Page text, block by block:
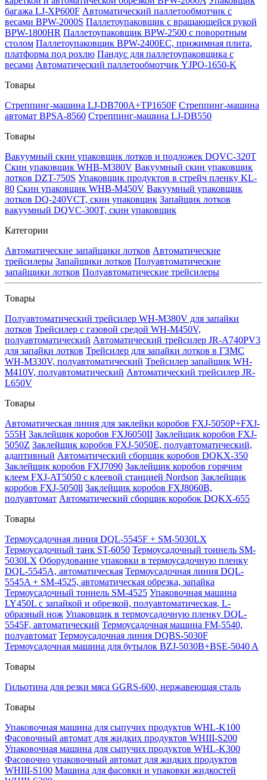
багажа LJ-XP600F Автоматический паллетообмотчик с
весами BPW-2000S Паллетоупаковщик с вращающейся рукой
BPW-1800HR Паллетоупаковщик BPW-2500 с поворотным
столом Паллетоупаковщик BPW-2400EC, прижимная плита,
платформа под рохлю Пандус для паллетоупаковщика с
весами Автоматический паллетообмотчик YJPO-1650-K
Товары
Стреппинг-машина LJ-DB700A+TP1650F Стреппинг-машина
автомат BPSA-8560 Стреппинг-машина LJ-DB550
Товары
Вакуумный скин упаковщик лотков и подложек DQVC-320T
Скин упаковщик WHB-M380V Вакуумный скин упаковщик
лотков DZT-750S Упаковщик продуктов в стрейч пленку KL-
80 Скин упаковщик WHB-M450V Вакуумный упаковщик
лотков DQ-240VCT, скин упаковщик Запайщик лотков
вакуумный DQVC-300T, скин упаковщик
Категории
Автоматические запайщики лотков Автоматические
трейсилеры Запайщики лотков Полуавтоматические
запайщики лотков Полуавтоматические трейсилеры
Товары
Полуавтоматический трейсилер WH-M380V для запайки
лотков Трейсилер с газовой средой WH-M450V,
полуавтоматический Автоматический трейсилер JR-A740PV3
для запайки лотков Трейсилер для запайки лотков в ГЗМС
WH-M330V, полуавтоматический Трейсилер запайщик WH-
M410V, полуавтоматический Автоматический трейсилер JR-
L650V
Товары
Автоматическая линия для заклейки коробов FXJ-5050P+FXJ-
555H Заклейщик коробов FXJ6050II Заклейщик коробов FXJ-
5050Z Заклейщик коробов FXJ-5050E, полуавтоматический,
адаптивный Автоматический сборщик коробов DQKX-350
Заклейщик коробов FXJ7090 Заклейщик коробов горячим
клеем FXJ-AT5050 с клеевой станцией Nordson Заклейщик
коробов FXJ-5050ll Заклейщик коробов FXJ8060B,
полуавтомат Автоматический сборщик коробок DQKX-655
Товары
Термоусадочная линия DQL-5545F + SM-5030LX
Термоусадочный танк ST-6050 Термоусадочный тоннель SM-
5030LX Оборудование упаковки в термоусадочную пленку
DQL-5545A, автоматическая Термоусадочная линия DQL-
5545A + SM-4525, автоматическая обрезка, запайка
Термоусадочный тоннель SM-4525 Упаковочная машина
LY450L с запайкой и обрезкой, полуавтоматическая, L-
образный нож Упаковщик в термоусадочную пленку DQL-
5545F, автоматический Термоусадочная машина FM-5540,
полуавтомат Термоусадочная линия DQBS-5030F
Термоусадочная машина для бутылок BZJ-5030B+BSE-5040 A
Товары
Гильотина для резки мяса GGRS-600, нержавеющая сталь
Товары
Упаковочная машина для сыпучих продуктов WHL-K100
Фасовочный автомат для жидких продуктов WHIII-S200
Упаковочная машина для сыпучих продуктов WHL-K300
Фасовочно упаковочный автомат для жидких продуктов
WHIII-S100 Машина для фасовки и упаковки жидкостей